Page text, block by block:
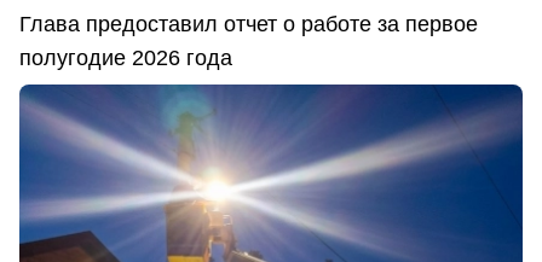
Глава предоставил отчет о работе за первое
полугодие 2026 года